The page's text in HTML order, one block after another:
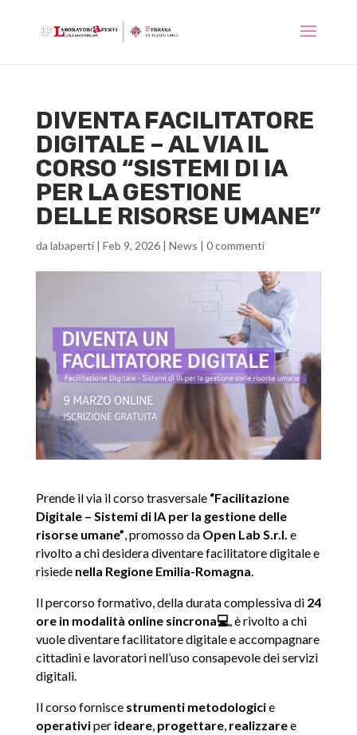
DIVENTA FACILITATORE
DIGITALE – AL VIA IL
CORSO “SISTEMI DI IA
PER LA GESTIONE
DELLE RISORSE UMANE”
da labaperti| Feb 9, 2026| News | 0 commenti
Prende il via il corso trasversale “Facilitazione
Digitale – Sistemi di IA per la gestione delle
risorse umane”, promosso da Open Lab S.r.l. e
rivolto a chi desidera diventare facilitatore digitale e
risiedenella Regione Emilia-Romagna.
Il percorso formativo, della durata complessiva di 24
ore in modalità online sincrona💻​, èrivolto a chi
vuole diventare facilitatore digitalee accompagnare
cittadini e lavoratori nell’uso consapevole dei servizi
digitali.
Il corso fornisce strumenti metodologicie
operativiper ideare, progettare, realizzaree